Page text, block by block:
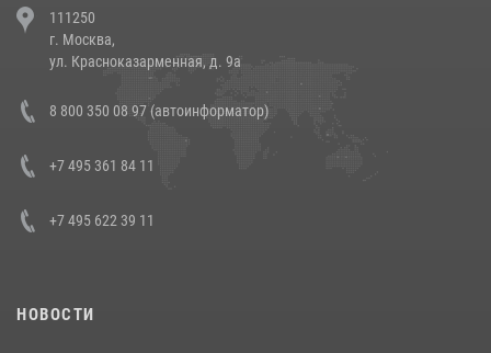
напавших на бригаду скорой помощи (видео)
14 июля 2026, 12:20
В Росгвардии прошла военно-научная конференция по обобщению
боевого опыта
111250
г. Москва,
ул. Красноказарменная, д. 9а
8 800 350 08 97 (автоинформатор)
+7 495 361 84 11
+7 495 622 39 11
НОВОСТИ